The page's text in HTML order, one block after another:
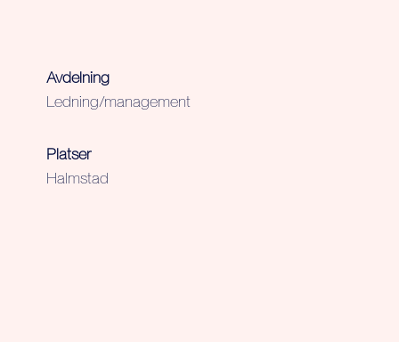
Avdelning
Ledning/management
Platser
Halmstad